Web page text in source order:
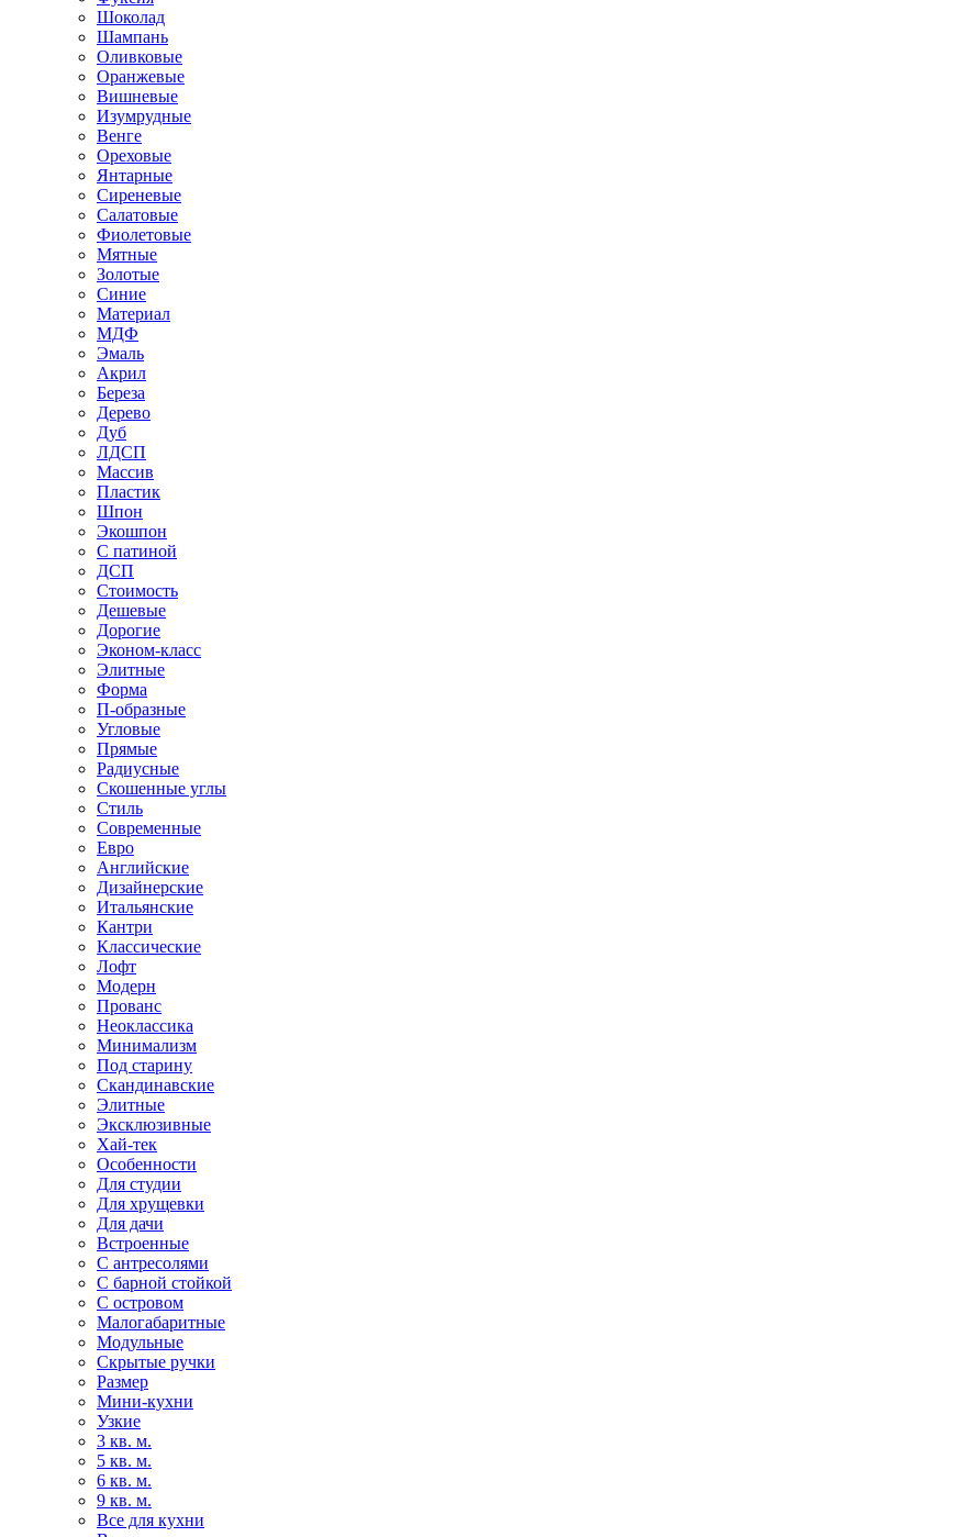
Шоколад
Шампань
Оливковые
Оранжевые
Вишневые
Изумрудные
Венге
Ореховые
Янтарные
Сиреневые
Салатовые
Фиолетовые
Мятные
Золотые
Синие
Материал
МДФ
Эмаль
Акрил
Береза
Дерево
Дуб
ЛДСП
Массив
Пластик
Шпон
Экошпон
С патиной
ДСП
Стоимость
Дешевые
Дорогие
Эконом-класс
Элитные
Форма
П-образные
Угловые
Прямые
Радиусные
Скошенные углы
Стиль
Современные
Евро
Английские
Дизайнерские
Итальянские
Кантри
Классические
Лофт
Модерн
Прованс
Неоклассика
Минимализм
Под старину
Скандинавские
Элитные
Эксклюзивные
Хай-тек
Особенности
Для студии
Для хрущевки
Для дачи
Встроенные
С антресолями
С барной стойкой
С островом
Малогабаритные
Модульные
Скрытые ручки
Размер
Мини-кухни
Узкие
3 кв. м.
5 кв. м.
6 кв. м.
9 кв. м.
Все для кухни